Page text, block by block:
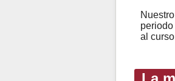
al